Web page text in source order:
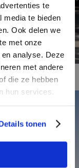
te
media te bieden
Ook delen we
met onze
analyse. Deze
met andere
die ze hebben
hun services.
tonen